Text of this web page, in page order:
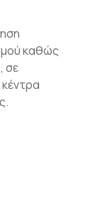
καθώς
σε
κέντρα